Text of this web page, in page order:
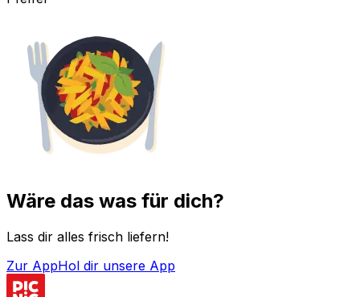
Wäre das was für dich?
Lass dir alles frisch liefern!
Zur AppHol dir unsere App